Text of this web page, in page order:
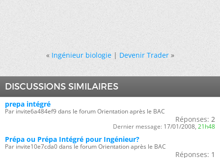
« Ingénieur biologie|Devenir Trader »
DISCUSSIONS SIMILAIRES
prepa intégré
Par invite6a484ef9 dans le forum Orientation après le BAC
Réponses: 2
Dernier message: 17/01/2008, 21h48
Prépa ou Prépa Intégré pour Ingénieur?
Par invite10e7cda0 dans le forum Orientation après le BAC
Réponses: 1